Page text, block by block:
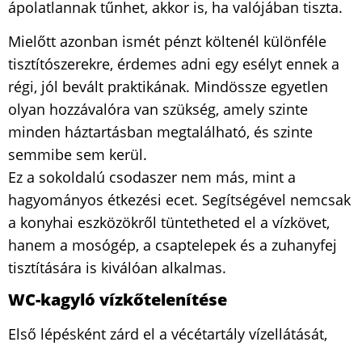
ápolatlannak tűnhet, akkor is, ha valójában tiszta.
Mielőtt azonban ismét pénzt költenél különféle
tisztítószerekre, érdemes adni egy esélyt ennek a
régi, jól bevált praktikának. Mindössze egyetlen
olyan hozzávalóra van szükség, amely szinte
minden háztartásban megtalálható, és szinte
semmibe sem kerül.
Ez a sokoldalú csodaszer nem más, mint a
hagyományos étkezési ecet. Segítségével nemcsak
a konyhai eszközökről tüntetheted el a vízkövet,
hanem a mosógép, a csaptelepek és a zuhanyfej
tisztítására is kiválóan alkalmas.
WC-kagyló vízkőtelenítése
Első lépésként zárd el a vécétartály vízellátását,